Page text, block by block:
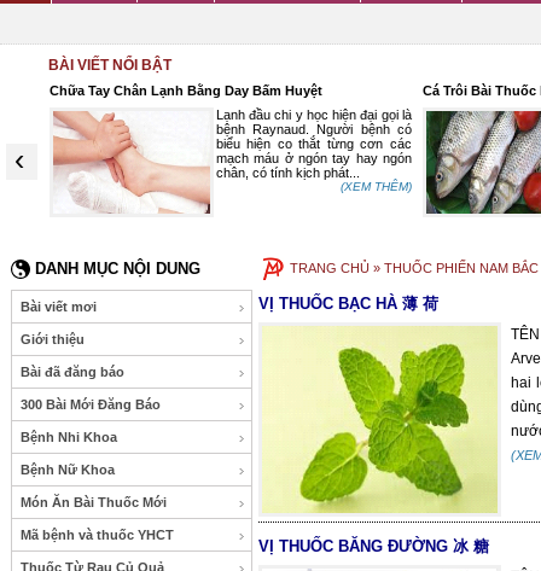
BÀI VIẾT NỔI BẬT
‹
và
Chữa Tay Chân Lạnh Bằng Day Bấm Huyệt
Lạnh đầu chi y học hiện đại gọi là
bệnh Raynaud. Người bệnh có
biểu hiện co thắt từng cơn các
mạch máu ở ngón tay hay ngón
chân, có tính kịch phát...
(XEM THÊM)
Cá Trôi Bài Thuốc
DANH MỤC NỘI DUNG
Bài viết mơi
Giới thiệu
Bài đã đăng báo
300 Bài Mới Đăng Báo
Bệnh Nhi Khoa
Bệnh Nữ Khoa
Món Ăn Bài Thuốc Mới
Mã bệnh và thuốc YHCT
Thuốc Từ Rau Củ Quả
TRANG CHỦ » THUỐC PHIẾN NAM
VỊ THUỐC BẠC HÀ 薄 荷
hai
VỊ THUỐC BĂNG ĐƯỜNG 冰 糖